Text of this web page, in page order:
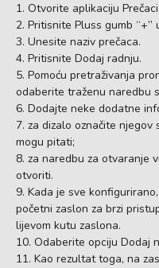
Otvorite aplikaciju Prečaci.
Pritisnite Pluss gumb “+”
Unesite naziv prečaca.
Pritisnite Dodaj radnju.
Pomoću pretraživanja
odaberite traženu naredbu
Dodajte neke dodatne
za dizalo označite njegov
mogu pitati;
za naredbu za otvaranje
otvoriti.
Kada je sve
početni zaslon za brzi
lijevom kutu zaslona.
Odaberite opciju Dodaj
Kao rezultat toga, na